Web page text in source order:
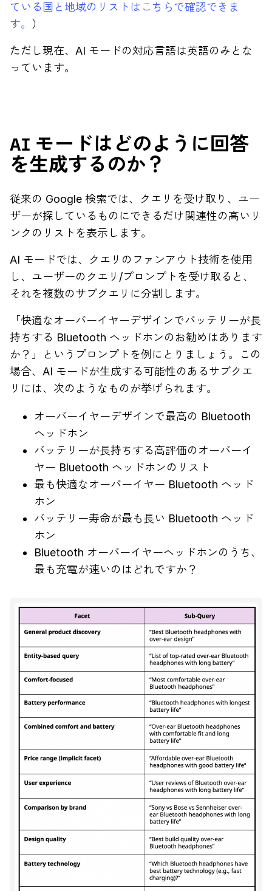
ている国と地域のリストはこちらで確認できま
す。 ）
ただし現在、AI モードの対応言語は英語のみとな
っています。
AI モードはどのように回答
を生成するのか？
従来の Google 検索では、クエリを受け取り、ユー
ザーが探しているものにできるだけ関連性の高いリ
ンクのリストを表示します。
AI モードでは、クエリのファンアウト技術を使用
し、ユーザーのクエリ/プロンプトを受け取ると、
それを複数のサブクエリに分割します。
「快適なオーバーイヤーデザインでバッテリーが長
持ちする Bluetooth ヘッドホンのお勧めはあります
か？」というプロンプトを例にとりましょう。この
場合、AI モードが生成する可能性のあるサブクエ
リには、次のようなものが挙げられます。
オーバーイヤーデザインで最高の Bluetooth
ヘッドホン
バッテリーが長持ちする高評価のオーバーイ
ヤー Bluetooth ヘッドホンのリスト
最も快適なオーバーイヤー Bluetooth ヘッド
ホン
バッテリー寿命が最も長い Bluetooth ヘッド
ホン
Bluetooth オーバーイヤーヘッドホンのうち、
最も充電が速いのはどれですか？